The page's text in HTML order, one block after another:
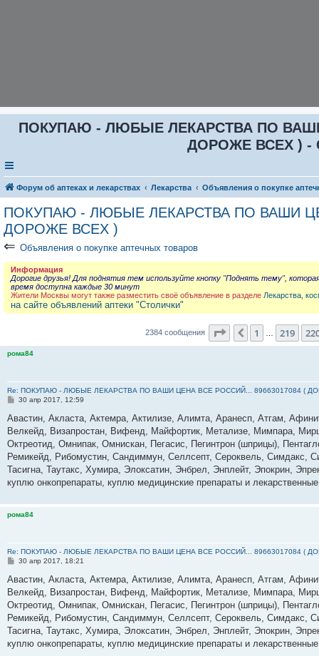
ПОКУПАЮ - ЛЮБЫЕ ЛЕКАРСТВА ПО ВАШИ
ДОРОЖЕ ВСЕХ ) -
Форум об аптеках и лекарствах Лекарства Объявления о покупке
ПОКУПАЮ - ЛЮБЫЕ ЛЕКАРСТВА ПО ВАШИ
ДОРОЖЕ ВСЕХ )
⇐ Объявления о покупке аптечных товаров
Информация
Дорогие друзья! Для поднятия тем используйте кнопку "Поднять тему",
время доступна каждые 30 минут
Жители Москвы могут также разместить своё объявление в разделе Лекарства,
на сайте объявлений аптеки "Столички"
2384 сообщения Страница 221из
Пред.
1 219
рома84
Re: ПОКУПАЮ - ЛЮБЫЕ ЛЕКАРСТВА ПО ВАШИ ЦЕНА ВСЕ РОССИЙ... 89663017084 (
С
о
щ
е
и
е
30 апр 2017, 12:59
Авастин, Акласта, Актемра, Актилизе, Алимта, Аранесп, Атгам,
Велкейд, Визапростан, Вифенд, Майфортик, Метализе, Мимпара,
Октреотид, Омнипак, Омнискан, Пегасис, Пегинтрон (шприцы),
Ремикейд, Рибомустин, Сандиммун, Селлсепт, Сероквель, Симдакс,
Тасигна, Таутакс, Хумира, Элоксатин, Энбрел, Энплейт, Эпокрин,
куплю онкопрепараты, куплю медицинские препараты и
рома84
Re: ПОКУПАЮ - ЛЮБЫЕ ЛЕКАРСТВА ПО ВАШИ ЦЕНА ВСЕ РОССИЙ... 89663017084 (
С
о
щ
е
и
е
30 апр 2017, 18:21
Авастин, Акласта, Актемра, Актилизе, Алимта, Аранесп, Атгам,
Велкейд, Визапростан, Вифенд, Майфортик, Метализе, Мимпара,
Октреотид, Омнипак, Омнискан, Пегасис, Пегинтрон (шприцы),
Ремикейд, Рибомустин, Сандиммун, Селлсепт, Сероквель, Симдакс,
Тасигна, Таутакс, Хумира, Элоксатин, Энбрел, Энплейт, Эпокрин,
куплю онкопрепараты, куплю медицинские препараты и